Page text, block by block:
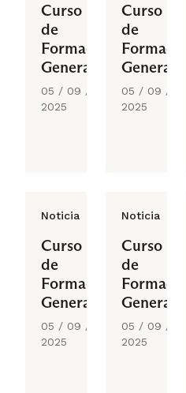
Curso
de
Formación
General
05 / 09 /
2025
Curso
de
Formación
General
05 / 09 /
2025
Noticia
Curso
de
Formación
General
05 / 09 /
2025
Noticia
Curso
de
Formación
General
05 / 09 /
2025